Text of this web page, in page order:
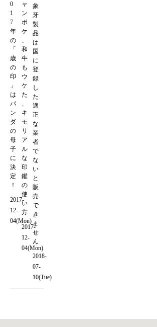
0
1
7
年
の
「
歳
の
印
」
は
パ
ン
ダ
の
母
子
に
決
定
！
2017-
12-
04(Mon)
ャ
ン
ポ
ケ
、
和
牛
も
ウ
ケ
た
、
キ
モ
リ
ア
ル
な
印
鑑
の
使
い
方
2017-
12-
04(Mon)
象
牙
製
品
は
国
に
登
録
し
た
適
正
な
業
者
で
な
い
と
販
売
で
き
ま
せ
ん
2018-
07-
10(Tue)